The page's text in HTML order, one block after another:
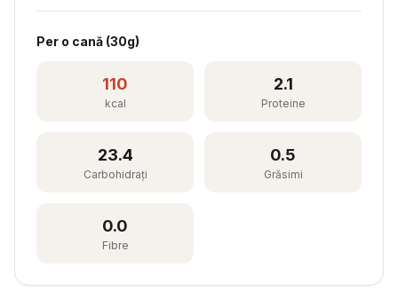
Per o cană (30g)
110
kcal
2.1
Proteine
23.4
Carbohidrați
0.5
Grăsimi
0.0
Fibre